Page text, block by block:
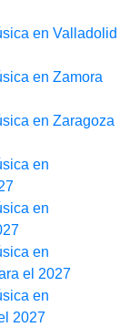
en Valladolid
en Zamora
en Zaragoza
en
en
en
el 2027
en
2027